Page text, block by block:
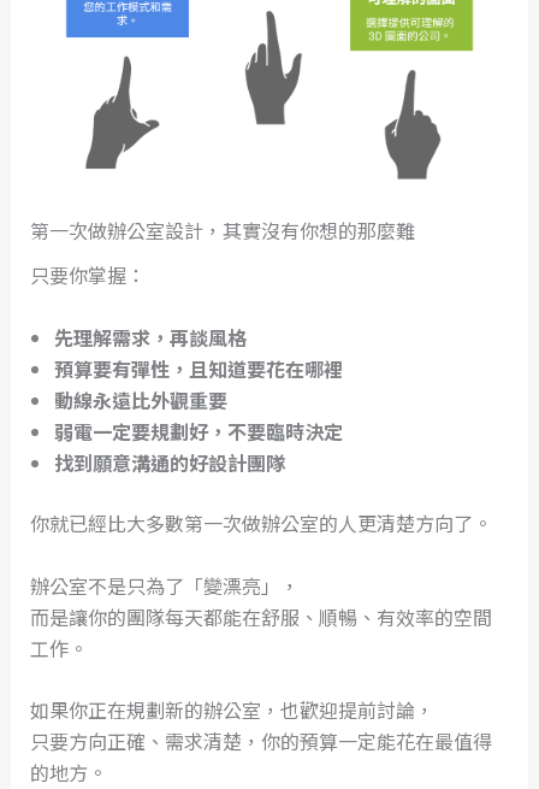
第一次做辦公室設計，其實沒有你想的那麼難
只要你掌握：
先理解需求，再談風格
預算要有彈性，且知道要花在哪裡
動線永遠比外觀重要
弱電一定要規劃好，不要臨時決定
找到願意溝通的好設計團隊
你就已經比大多數第一次做辦公室的人更清楚方向了。
辦公室不是只為了「變漂亮」，
而是讓你的團隊每天都能在舒服、順暢、有效率的空間
工作。
如果你正在規劃新的辦公室，也歡迎提前討論，
只要方向正確、需求清楚，你的預算一定能花在最值得
的地方。